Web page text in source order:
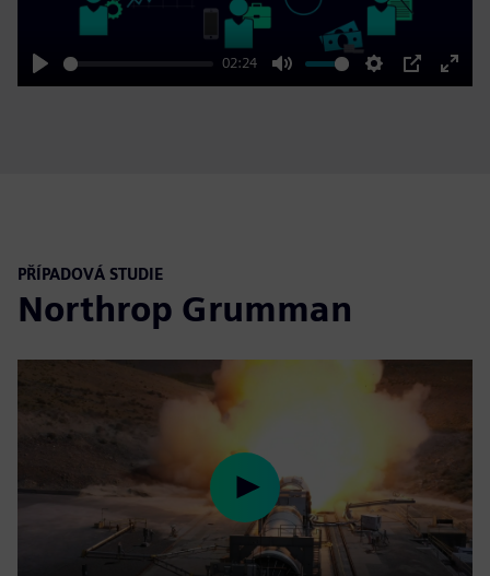
Play
02:24
Mute Settings
PIP
Enter
PŘÍPADOVÁ STUDIE
Northrop Grumman
Play